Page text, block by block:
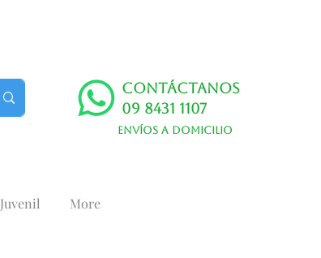
Contáctanos
09 8431 1107
Envíos a domicilio
Juvenil More